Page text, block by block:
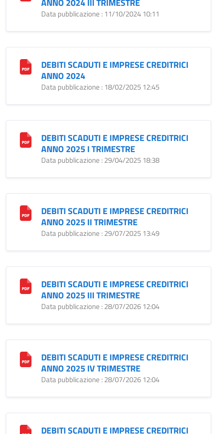
ANNO 2024 III TRIMESTRE
Data pubblicazione : 11/10/2024 10:11
DEBITI SCADUTI E IMPRESE CREDITRICI
ANNO 2024
Data pubblicazione : 18/02/2025 12:45
DEBITI SCADUTI E IMPRESE CREDITRICI
ANNO 2025 I TRIMESTRE
Data pubblicazione : 29/04/2025 18:38
DEBITI SCADUTI E IMPRESE CREDITRICI
ANNO 2025 II TRIMESTRE
Data pubblicazione : 29/07/2025 13:49
DEBITI SCADUTI E IMPRESE CREDITRICI
ANNO 2025 III TRIMESTRE
Data pubblicazione : 28/07/2026 12:04
DEBITI SCADUTI E IMPRESE CREDITRICI
ANNO 2025 IV TRIMESTRE
Data pubblicazione : 28/07/2026 12:04
DEBITI SCADUTI E IMPRESE CREDITRICI